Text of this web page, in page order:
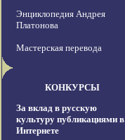
Энциклопедия Андрея
Платонова
Мастерская перевода
КОНКУРСЫ
За вклад в русскую
культуру публикациями в
Интернете